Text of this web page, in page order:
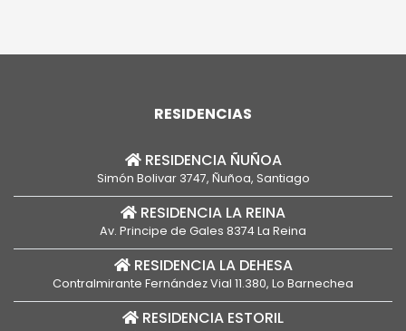
RESIDENCIAS
RESIDENCIA ÑUÑOA
Simón Bolivar 3747, Ñuñoa, Santiago
RESIDENCIA LA REINA
Av. Principe de Gales 8374 La Reina
RESIDENCIA LA DEHESA
Contralmirante Fernández Vial 11.380, Lo Barnechea
RESIDENCIA ESTORIL